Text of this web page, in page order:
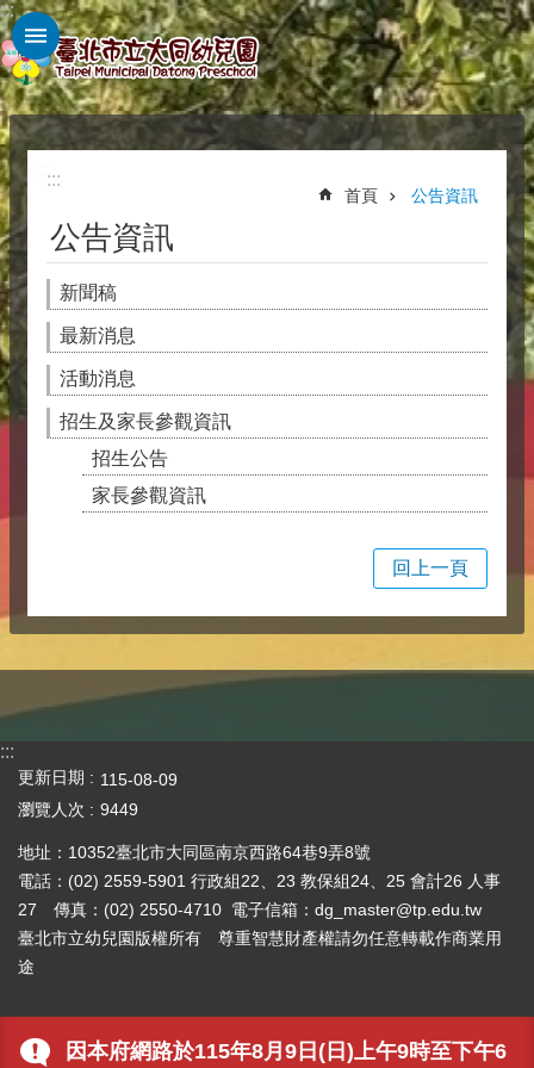
跳到主要內容區塊
因本府網路於115年8月9日(日)上午9時至下午6
:::
:::
首頁 公告資訊
公告資訊
新聞稿
最新消息
活動消息
招生及家長參觀資訊
招生公告
家長參觀資訊
回上一頁
:::
更新日期
115-08-09
瀏覽人次
9449
地址：10352臺北市大同區南京西路64巷9弄8號
電話：(02) 2559-5901 行政組22、23 教保組24、25 會計26 人事
27 傳真：(02) 2550-4710 電子信箱：dg_master@tp.edu.tw
臺北市立幼兒園版權所有 尊重智慧財產權請勿任意轉載作商業用
途